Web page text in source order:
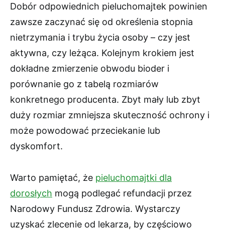
Dobór odpowiednich pieluchomajtek powinien
zawsze zaczynać się od określenia stopnia
nietrzymania i trybu życia osoby – czy jest
aktywna, czy leżąca. Kolejnym krokiem jest
dokładne zmierzenie obwodu bioder i
porównanie go z tabelą rozmiarów
konkretnego producenta. Zbyt mały lub zbyt
duży rozmiar zmniejsza skuteczność ochrony i
może powodować przeciekanie lub
dyskomfort.
Warto pamiętać, że pieluchomajtki dla
dorosłych mogą podlegać refundacji przez
Narodowy Fundusz Zdrowia. Wystarczy
uzyskać zlecenie od lekarza, by częściowo